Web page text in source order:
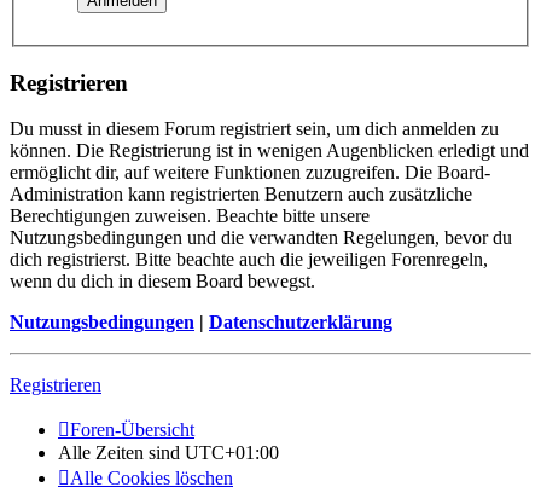
Registrieren
Du musst in diesem Forum registriert sein, um dich anmelden zu
können. Die Registrierung ist in wenigen Augenblicken erledigt und
ermöglicht dir, auf weitere Funktionen zuzugreifen. Die Board-
Administration kann registrierten Benutzern auch zusätzliche
Berechtigungen zuweisen. Beachte bitte unsere
Nutzungsbedingungen und die verwandten Regelungen, bevor du
dich registrierst. Bitte beachte auch die jeweiligen Forenregeln,
wenn du dich in diesem Board bewegst.
Nutzungsbedingungen | Datenschutzerklärung
Registrieren
Foren-Übersicht
Alle Zeiten sind UTC+01:00
Alle Cookies löschen